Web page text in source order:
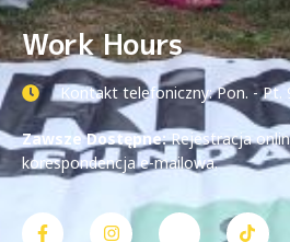
Work Hours
Kontakt telefoniczny: Pon. - Pt.
Zawsze Dostępne:Rejestracja
korespondencja e-mailowa.